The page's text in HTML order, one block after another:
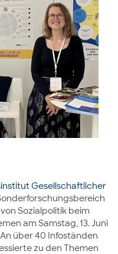
Gesellschaftlicher
Sozialpolitik beim
am Samstag, 13. Juni
über 40 Infoständen
zu den Themen